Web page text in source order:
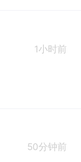
1小时前
50分钟前